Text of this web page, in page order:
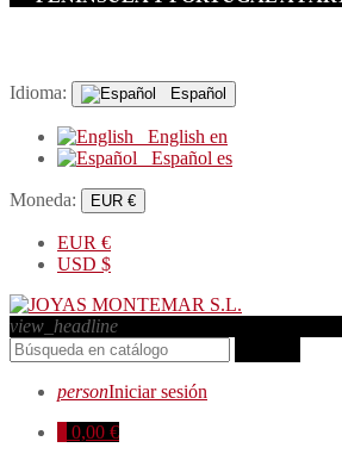
Idioma: Español
English en
Español es
Moneda: EUR €
EUR €
USD $
view_headline
personIniciar sesión
0,00 €